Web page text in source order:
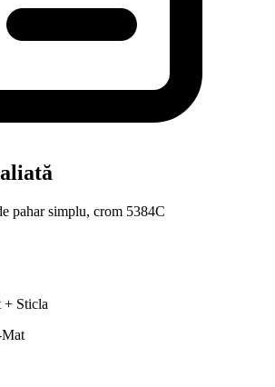
pahar simplu, crom 5384C
+ Sticla